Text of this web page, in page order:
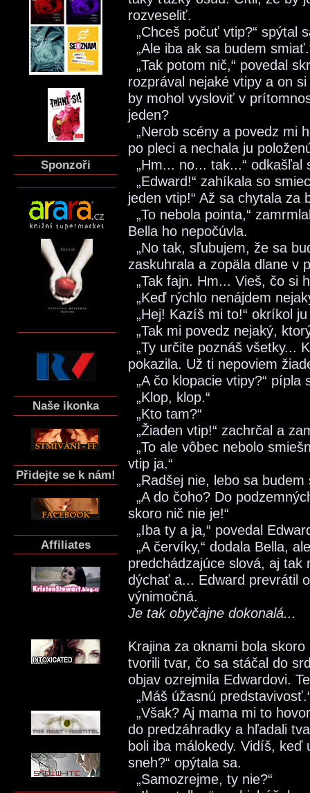
Sponzoři
Naše ikonka
Přidejte se k nám!
Affiliates
rozveseliť.
„Chceš počuť vtip?“ spýtal
„Ale iba ak sa budem
„Tak potom nič,“ povedal
rozprával nejaké vtipy a on
by mohol vysloviť v
jeden?
„Nerob scény a povedz mi
po pleci a nechala ju
„Hm... no... tak...“ odkašľal
„Edward!“ zahíkala so
jeden vtip!“ Až sa chytala za
„To nebola pointa,“
Bella ho nepočúvla.
„No tak, sľubujem, že sa
zaskuhrala a zopäla dlane v
„Tak fajn. Hm... Vieš, čo si
„Keď rýchlo nenájdem
„Hej! Kazíš mi to!“ okríkol
„Tak mi povedz nejaký,
„Ty určite poznáš všetky...
pokazila. Už ti nepoviem
„A čo klopacie vtipy?“
„Klop, klop.“
„Kto tam?“
„Žiaden vtip!“ zachrčal a
„To ale vôbec nebolo
vtip ja.“
„Radšej nie, lebo sa
„A do čoho? Do
skoro nič nie je!“
„Iba ty a ja,“ povedal
„A červíky,“ dodala Bella,
predchádzajúce slová, aj
dýchať a... Edward prevrátil
výnimočná.
Je tak obyčajne dokonalá...
Krajina za oknami bola
tvorili tvar, čo sa stáčal do
objav ozrejmila Edwardovi.
„Máš úžasnú
„Však? Aj mama mi to
do predzáhradky a hľadali
boli iba málokedy. Vidíš,
sneh?“ opýtala sa.
„Samozrejme, ty nie?“